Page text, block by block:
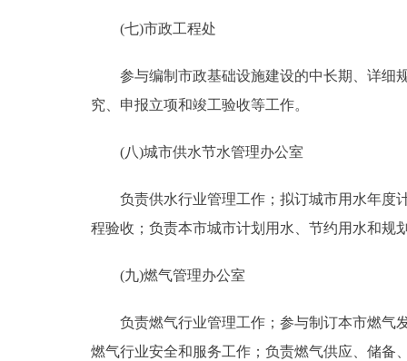
(七)市政工程处
参与编制市政基础设施建设的中长期、详细规
究、申报立项和竣工验收等工作。
(八)城市供水节水管理办公室
负责供水行业管理工作；拟订城市用水年度计
程验收；负责本市城市计划用水、节约用水和规
(九)燃气管理办公室
负责燃气行业管理工作；参与制订本市燃气发
燃气行业安全和服务工作；负责燃气供应、储备